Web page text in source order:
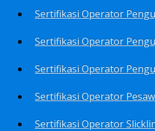
Sertifikasi Operator
Sertifikasi Operator
Sertifikasi Operator